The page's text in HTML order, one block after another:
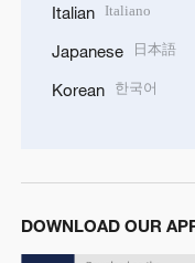
Italian Italiano
Japanese 日本語
Korean 한국어
DOWNLOAD OUR